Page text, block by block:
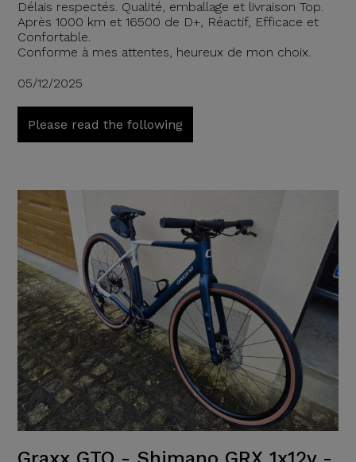
Délais respectés. Qualité, emballage et livraison Top.
Après 1000 km et 16500 de D+, Réactif, Efficace et
Confortable.
Conforme à mes attentes, heureux de mon choix.
05/12/2025
Please read the following